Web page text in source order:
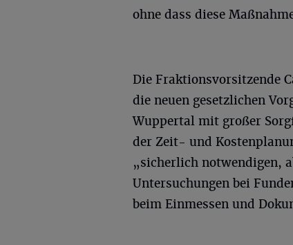
ohne dass diese
Die Fraktionsvorsitzende
die neuen gesetzlichen
Wuppertal mit großer
der Zeit- und
„sicherlich notwendigen,
Untersuchungen bei
beim Einmessen und